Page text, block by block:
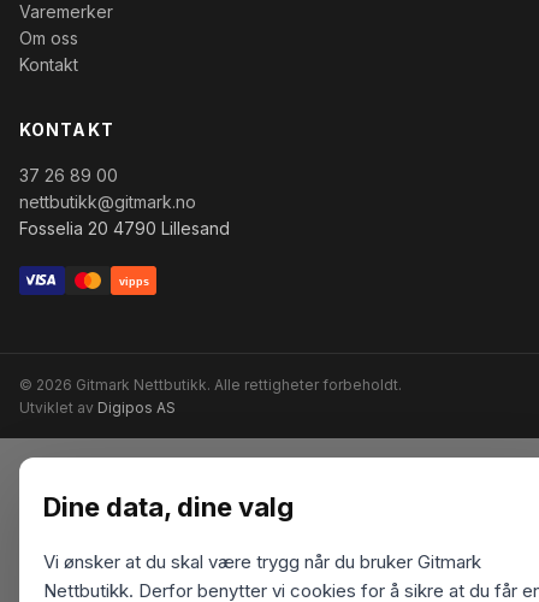
Varemerker
Om oss
Kontakt
KONTAKT
37 26 89 00
nettbutikk@gitmark.no
Fosselia 20 4790 Lillesand
vipps
© 2026 Gitmark Nettbutikk. Alle rettigheter forbeholdt.
Utviklet av Digipos AS
Dine data, dine valg
Vi ønsker at du skal være trygg når du bruker Gitmark
Nettbutikk. Derfor benytter vi cookies for å sikre at du får